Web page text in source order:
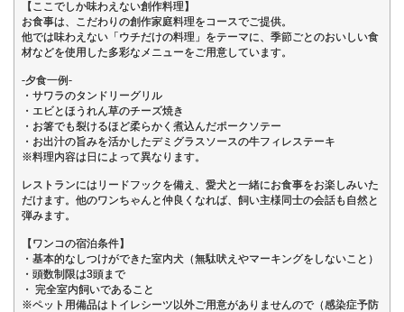
【ここでしか味わえない創作料理】
お食事は、こだわりの創作家庭料理をコースでご提供。
他では味わえない「ウチだけの料理」をテーマに、季節ごとのおいしい食
材などを使用した多彩なメニューをご用意しています。
-夕食一例-
・サワラのタンドリーグリル
・エビとほうれん草のチーズ焼き
・お箸でも裂けるほど柔らかく煮込んだポークソテー
・お出汁の旨みを活かしたデミグラスソースの牛フィレステーキ
※料理内容は日によって異なります。
レストランにはリードフックを備え、愛犬と一緒にお食事をお楽しみいた
だけます。他のワンちゃんと仲良くなれば、飼い主様同士の会話も自然と
弾みます。
【ワンコの宿泊条件】
・基本的なしつけができた室内犬（無駄吠えやマーキングをしないこと）
・頭数制限は3頭まで
・ 完全室内飼いであること
※ペット用備品はトイレシーツ以外ご用意がありませんので（感染症予防